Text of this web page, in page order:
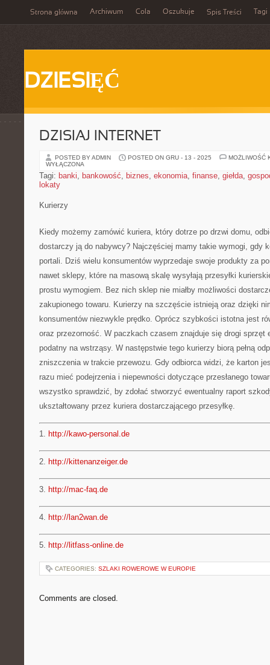
Strona główna Archiwum Cola Oszukuje Spis Treści Tagi
DZIESIĘĆ
DZISIAJ INTERNET
POSTED BY ADMIN POSTED ON GRU - 13 - 2025
MOŻLIWOŚĆ
WYŁĄCZONA
Tagi: banki, bankowość, biznes, ekonomia, finanse, giełda,
lokaty
Kurierzy
Kiedy możemy zamówić kuriera, który dotrze po drzwi domu,
dostarczy ją do nabywcy? Najczęściej mamy takie wymogi, gdy
portali. Dziś wielu konsumentów wyprzedaje swoje produkty za
nawet sklepy, które na masową skalę wysyłają przesyłki
prostu wymogiem. Bez nich sklep nie miałby możliwości
zakupionego towaru. Kurierzy na szczęście istnieją oraz dzięki
konsumentów niezwykle prędko. Oprócz szybkości istotna jest
oraz przezorność. W paczkach czasem znajduje się drogi sprzęt
podatny na wstrząsy. W następstwie tego kurierzy biorą pełną
zniszczenia w trakcie przewozu. Gdy odbiorca widzi, że karton
razu mieć podejrzenia i niepewności dotyczące przesłanego
wszystko sprawdzić, by zdołać stworzyć ewentualny raport
ukształtowany przez kuriera dostarczającego przesyłkę.
1. http://kawo-personal.de
2. http://kittenanzeiger.de
3. http://mac-faq.de
4. http://lan2wan.de
5. http://litfass-online.de
CATEGORIES: SZLAKI ROWEROWE W EUROPIE
Comments are closed.